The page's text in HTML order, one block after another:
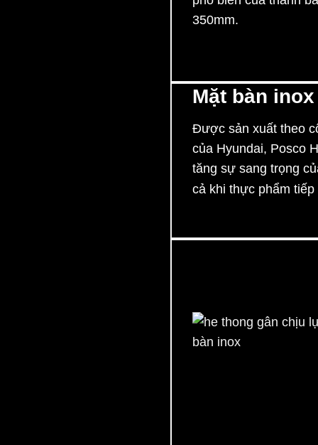
350mm.
Mặt bàn
Được sản xuất theo
của Hyundai, Posco
tăng sự sang trọng
cả khi thực phẩm